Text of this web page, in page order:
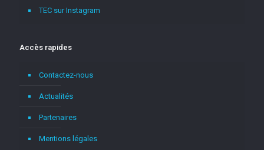
TEC sur Instagram
Accès rapides
Contactez-nous
Actualités
Partenaires
Mentions légales